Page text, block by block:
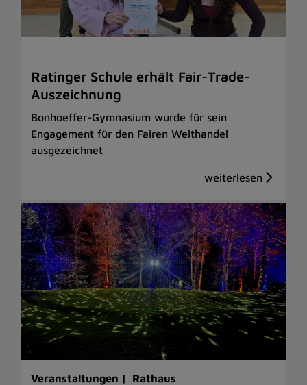
Ratinger Schule erhält Fair-Trade-
Auszeichnung
Bonhoeffer-Gymnasium wurde für sein
Engagement für den Fairen Welthandel
ausgezeichnet
Veranstaltungen | Rathaus